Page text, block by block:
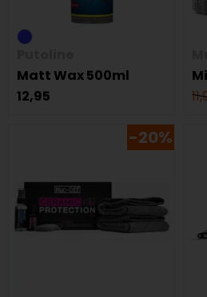
Matt Wax 500ml
12,95
-20%